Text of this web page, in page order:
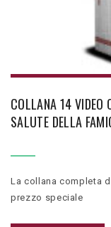
COLLANA 14 VIDEO
SALUTE DELLA
La collana completa
prezzo speciale